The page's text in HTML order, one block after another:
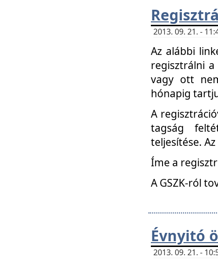
2013. 09. 21. -
Az alábbi
regisztrálni
vagy ott
hónapig
A
tagság
teljesítése.
Íme a
A GSZK-ról
Évnyitó
2013. 09. 21. -